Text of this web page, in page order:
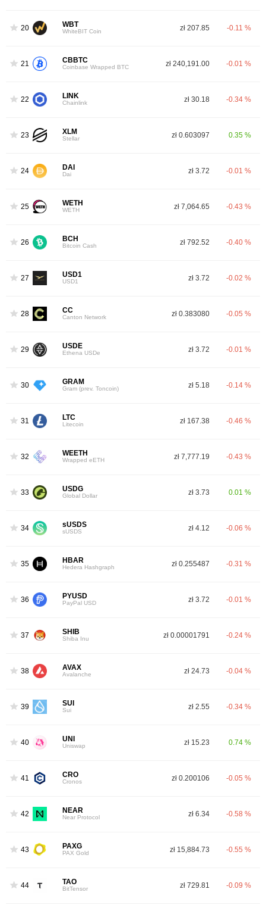
20 WBT
WhiteBIT Coin zł 207.85 -0.11 %
21 CBBTC
Coinbase Wrapped BTC zł 240,191.00 -0.01 %
22 LINK
Chainlink zł 30.18 -0.34 %
23 XLM
Stellar zł 0.603097 0.35 %
24 DAI
Dai zł 3.72 -0.01 %
25 WETH
WETH zł 7,064.65 -0.43 %
26 BCH
Bitcoin Cash zł 792.52 -0.40 %
27 USD1
USD1 zł 3.72 -0.02 %
28 CC
Canton Network zł 0.383080 -0.05 %
29 USDE
Ethena USDe zł 3.72 -0.01 %
30 GRAM
Gram (prev. Toncoin) zł 5.18 -0.14 %
31 LTC
Litecoin zł 167.38 -0.46 %
32 WEETH
Wrapped eETH zł 7,777.19 -0.43 %
33 USDG
Global Dollar zł 3.73 0.01 %
34 sUSDS
sUSDS zł 4.12 -0.06 %
35 HBAR
Hedera Hashgraph zł 0.255487 -0.31 %
36 PYUSD
PayPal USD zł 3.72 -0.01 %
37 SHIB
Shiba Inu zł 0.00001791 -0.24 %
38 AVAX
Avalanche zł 24.73 -0.04 %
39 SUI
Sui zł 2.55 -0.34 %
40 UNI
Uniswap zł 15.23 0.74 %
41 CRO
Cronos zł 0.200106 -0.05 %
42 NEAR
Near Protocol zł 6.34 -0.58 %
43 PAXG
PAX Gold zł 15,884.73 -0.55 %
44 TAO
BitTensor zł 729.81 -0.09 %